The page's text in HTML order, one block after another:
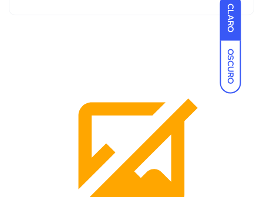
CLARO
OSCURO